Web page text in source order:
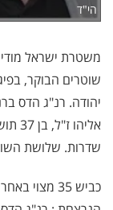
הי"ד
משטרת ישראל
שוטרים הבוקר,
שדרות. שלושת
כביש 35 מצוי באחריות מרחב לכיש, והשוטרים היו בסיור במרחב